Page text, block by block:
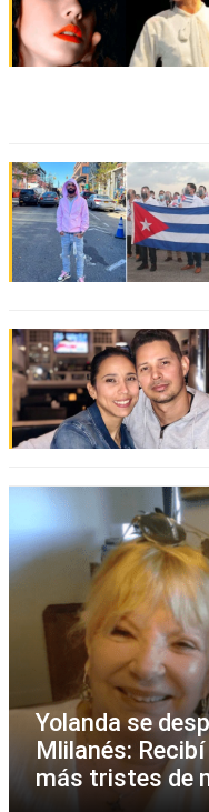
Yolanda se
Mlilanés:
más tristes de